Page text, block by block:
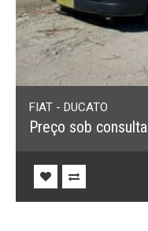
FIAT - DUCATO
Preço sob consulta